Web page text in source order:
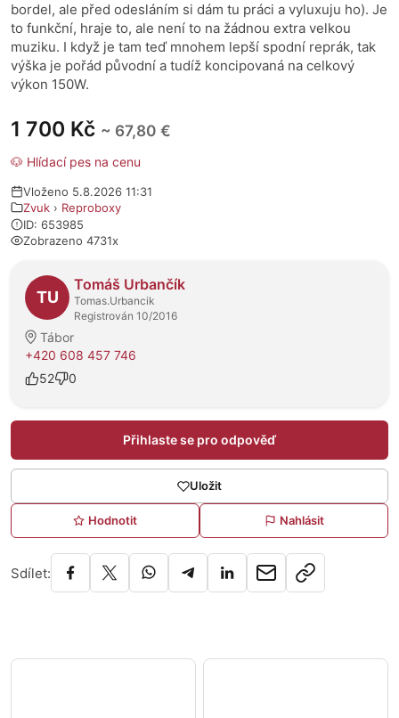
1 700 Kč ~ 67,80 €
🐶 Hlídací pes na cenu
Vloženo 5.8.2026 11:31
Zvuk › Reproboxy
ID: 653985
Zobrazeno 4731x
O prodejci
TU
Tomáš Urbančík
Tomas.Urbancik
Registrován 10/2016
Tábor
+420 608 457 746
52
0
Přihlaste se pro odpověď
Uložit
Hodnotit Nahlásit
Sdílet:
bordel, ale před odesláním si dám tu práci a vyluxuju ho). Je
to funkční, hraje to, ale není to na žádnou extra velkou
muziku. I když je tam teď mnohem lepší spodní reprák, tak
výška je pořád původní a tudíž koncipovaná na celkový
výkon 150W.